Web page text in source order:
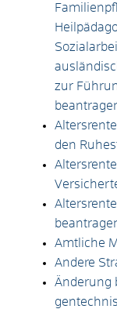
zur
den
Amtliche
Andere
Änderung